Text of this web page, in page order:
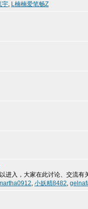
宇, L楠楠爱笔畅Z
进入，大家在此讨论、交流有
, 小妖精8482,